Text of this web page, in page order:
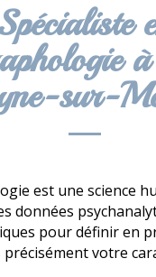
sur-
est une science
données
pour définir en
précisément votre